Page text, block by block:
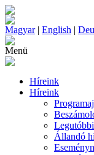
Magyar| English |
Menü
Híreink
Híreink
Állandó